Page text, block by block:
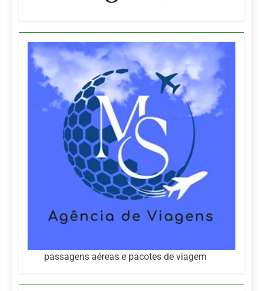
passagens aéreas e pacotes de viagem